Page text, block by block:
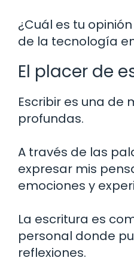
¿Cuál es tu
de la tecnología
El placer de
Escribir es una de
profundas.
A través de las
expresar mis
emociones y
La escritura es
personal donde
reflexiones.